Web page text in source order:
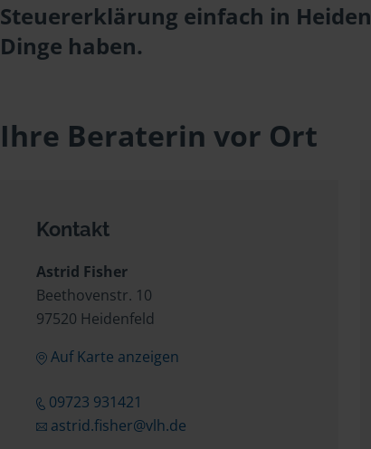
Steuererklärung einfach in
Dinge haben.
Ihre Beraterin vor Ort
Kontakt
Astrid Fisher
Beethovenstr. 10
97520 Heidenfeld
Auf Karte anzeigen
09723 931421
astrid.fisher@vlh.de